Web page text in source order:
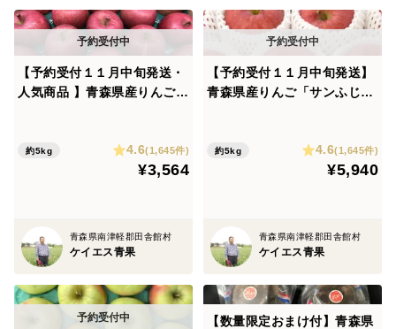
【予約受付１１月中旬発送・
人気商品 】青森県産りんご
果済】
約5kg 4.6(1,645件)
¥3,564
青森県南津軽郡田舎館村
ケイエス青果
【予約受付１１月中旬発送】
青森県産りんご「サンふじ」
約5kg 4.6(1,645件)
¥5,940
青森県南津軽郡田舎館村
ケイエス青果
【数量限定おまけ付】青森県